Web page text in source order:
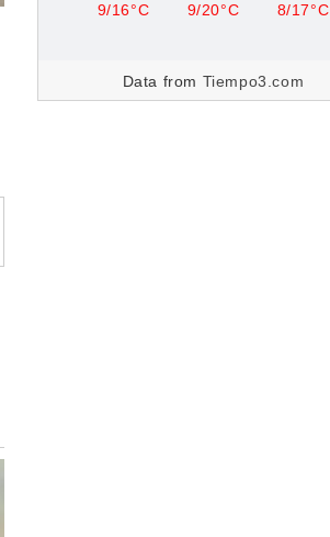
9/16°C 9/20°C 8/17°C
Data from Tiempo3.com